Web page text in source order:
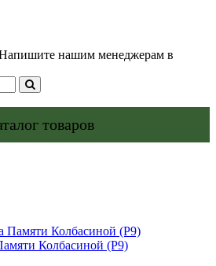
нашим менеджерам в
товаров
Колбасиной (Р9)